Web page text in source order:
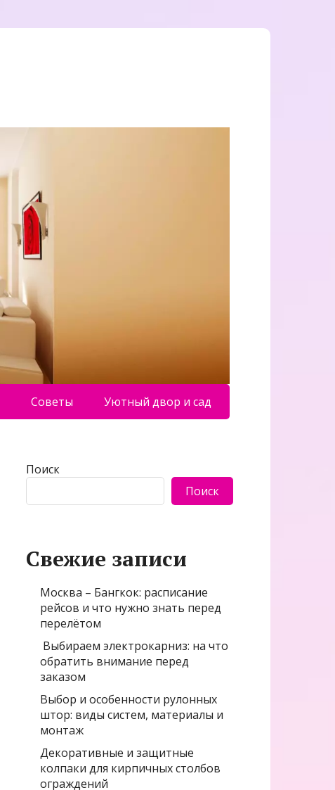
Советы Уютный двор и сад
Поиск
Поиск
Свежие записи
Москва – Бангкок: расписание
рейсов и что нужно знать перед
перелётом
Выбираем электрокарниз: на что
обратить внимание перед
заказом
Выбор и особенности рулонных
штор: виды систем, материалы и
монтаж
Декоративные и защитные
колпаки для кирпичных столбов
ограждений